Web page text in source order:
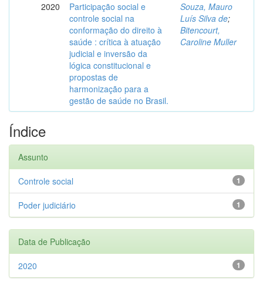
2020
Participação social e
controle social na
conformação do direito à
saúde : crítica à atuação
judicial e inversão da
lógica constitucional e
propostas de
harmonização para a
gestão de saúde no Brasil.
Souza, Mauro
Luís Silva de;
Bitencourt,
Caroline Muller
Índice
Assunto
1
Controle social
1
Poder judiciário
Data de Publicação
1
2020